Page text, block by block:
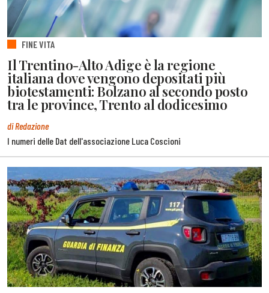
FINE VITA
Il Trentino-Alto Adige è la regione
italiana dove vengono depositati più
biotestamenti: Bolzano al secondo posto
tra le province, Trento al dodicesimo
di Redazione
I numeri delle Dat dell'associazione Luca Coscioni